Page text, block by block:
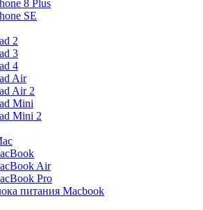
8 Plus
SE
2
3
4
Air
Air 2
Mini
Mini 2
Air
Pro
питания Macbook